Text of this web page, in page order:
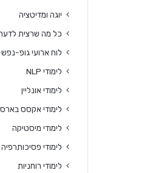
יוגה ומדיטציה
כל מה שרצית
לוח ארועי גופ-
לימודי NLP
לימודי אונליין
לימודי אקסס בארס
לימודי מיסטיקה
לימודי
לימודי רוחניות